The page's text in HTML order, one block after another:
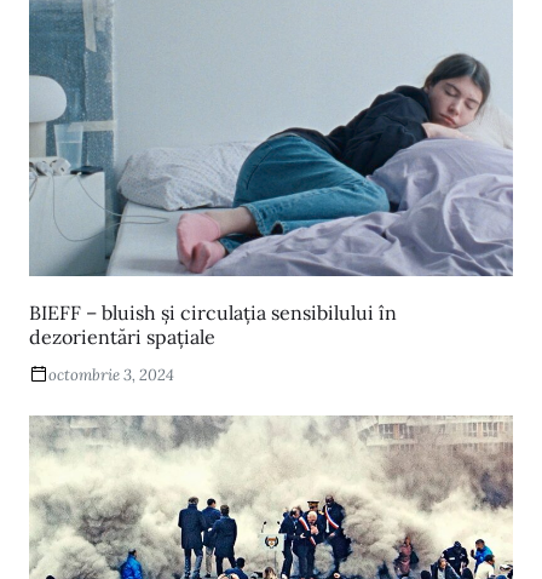
BIEFF – bluish și circulația sensibilului în
dezorientări spațiale
octombrie 3, 2024